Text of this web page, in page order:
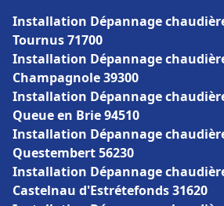
Installation Dépannage
Tournus 71700
Installation Dépannage
Champagnole 39300
Installation Dépannage
Queue en Brie 94510
Installation Dépannage
Questembert 56230
Installation Dépannage
Castelnau d'Estrétefonds 31620